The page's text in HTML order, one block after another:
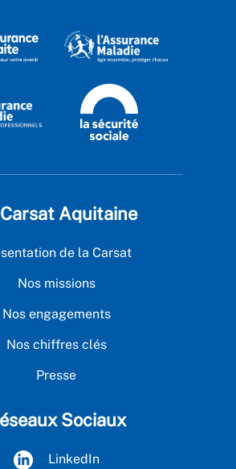
Aquitaine
de la Carsat
Nos missions
Nos engagements
Nos chiffres clés
Presse
Sociaux
LinkedIn